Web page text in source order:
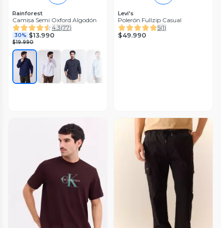
Rainforest
Camisa Semi Oxford Algodón
4.3(77)
30% $13.990
$19.990
Levi's
Polerón Fullzip Casual
5(1)
$49.990